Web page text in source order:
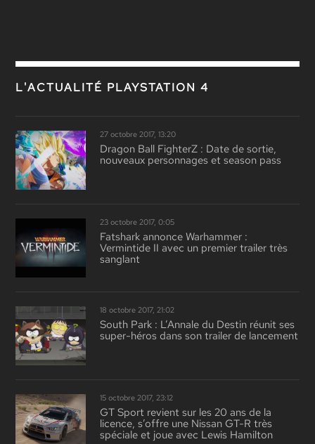
L'ACTUALITÉ PLAYSTATION 4
27 octobre 2017, 13:20
Dragon Ball FighterZ : Date de sortie,
nouveaux personnages et season pass
23 octobre 2017, 0:05
Fatshark annonce Warhammer :
Vermintide II avec un premier trailer très
sanglant
18 octobre 2017, 21:02
South Park : L’Annale du Destin réunit ses
super-héros dans son trailer de lancement
15 octobre 2017, 23:12
GT Sport revient sur les 20 ans de la
licence, s’offre une Nissan GT-R très
spéciale et joue avec Lewis Hamilton